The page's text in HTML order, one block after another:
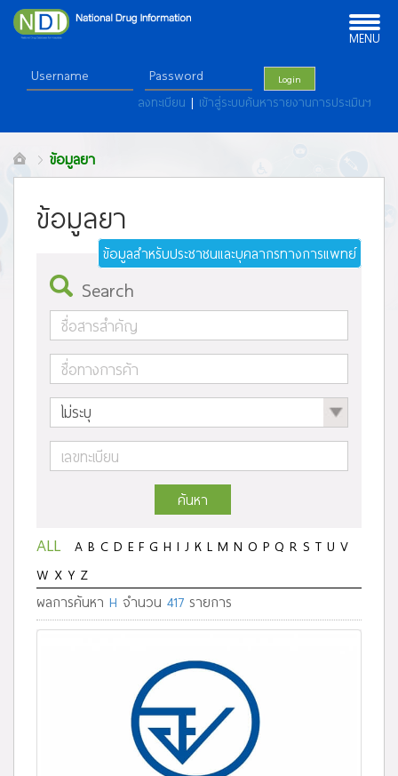
Toggle
navigation
MENU
Login
ลงทะเบียน | เข้าสู่ระบบค้นหารายงานการประเมินฯ
ข้อมูลยา
ข้อมูลยา
ข้อมูลสำหรับประชาชนและบุคลากรทางการแพทย์
Search
ค้นหา
ALL A B C D E F G H I J K L M N O P Q R S T U V
W X Y Z
ผลการค้นหา H จำนวน 417 รายการ